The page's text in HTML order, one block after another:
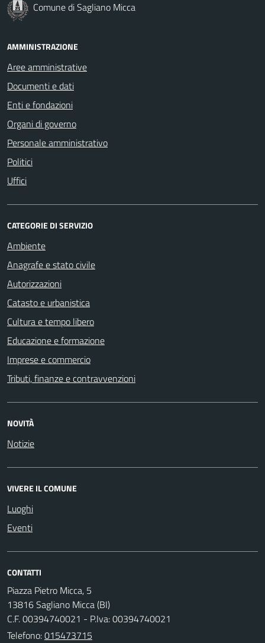
Comune di Sagliano Micca
AMMINISTRAZIONE
Aree amministrative
Documenti e dati
Enti e fondazioni
Organi di governo
Personale amministrativo
Politici
Uffici
CATEGORIE DI SERVIZIO
Ambiente
Anagrafe e stato civile
Autorizzazioni
Catasto e urbanistica
Cultura e tempo libero
Educazione e formazione
Imprese e commercio
Tributi, finanze e contravvenzioni
NOVITÀ
Notizie
VIVERE IL COMUNE
Luoghi
Eventi
CONTATTI
Piazza Pietro Micca, 5
13816 Sagliano Micca (BI)
C.F. 00394740021 - P.Iva: 00394740021
Telefono:015473715